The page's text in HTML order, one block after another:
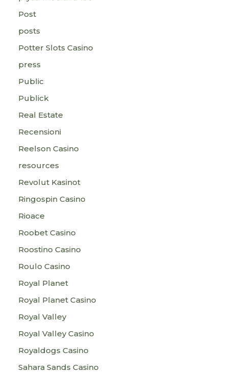
Post
posts
Potter Slots Casino
press
Public
Publick
Real Estate
Recensioni
Reelson Casino
resources
Revolut Kasinot
Ringospin Casino
Rioace
Roobet Casino
Roostino Casino
Roulo Casino
Royal Planet
Royal Planet Casino
Royal Valley
Royal Valley Casino
Royaldogs Casino
Sahara Sands Casino